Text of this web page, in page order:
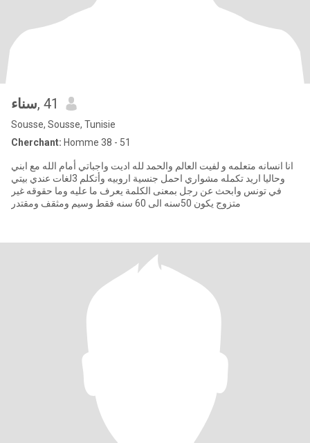
سناء, 41
Sousse, Sousse, Tunisie
Cherchant: Homme 38 - 51
انا انسانه متعلمه و لفيت العالم والحمد لله اديت واجباتي أمام الله مع ابني
وحاليا اريد تكمله مشواري احمل جنسية اروبيه وأتكلم 3لغات عندي بيتي
في تونس وابحث عن رجل بمعنى الكلمة يعرف ما عليه وما حقوقه غير
متزوج يكون 50سنه الى 60 سنه فقط وسيم ومثقف ومقتدر